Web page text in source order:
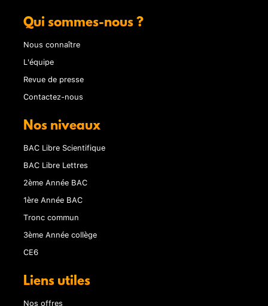
Qui sommes-nous ?
Nous connaître
L'équipe
Revue de presse
Contactez-nous
Nos niveaux
BAC Libre Scientifique
BAC Libre Lettres
2ème Année BAC
1ère Année BAC
Tronc commun
3ème Année collège
CE6
Liens utiles
Nos offres